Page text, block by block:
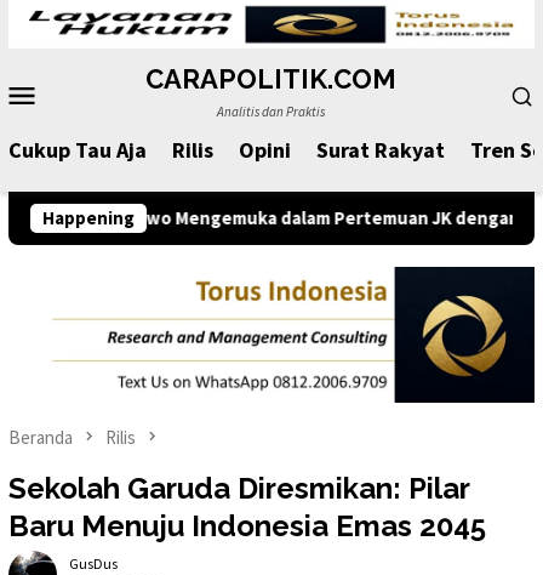
Loncat
konten
CARAPOLITIK.COM
Analitis dan Praktis
Cukup Tau Aja Rilis Opini Surat Rakyat Tren
Happening
Mengemuka dalam Pertemuan JK dengan Komunitas
Beranda Rilis
Sekolah Garuda Diresmikan: Pilar
Baru Menuju Indonesia Emas 2045
GusDus